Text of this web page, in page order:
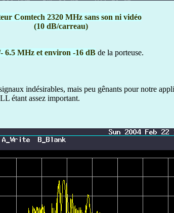
Comtech 2320 MHz sans son ni vidéo
(10 dB/carreau)
6.5 MHz et environ -16 dB de la porteuse.
indésirables, mais peu gênants pour notre
étant assez important.